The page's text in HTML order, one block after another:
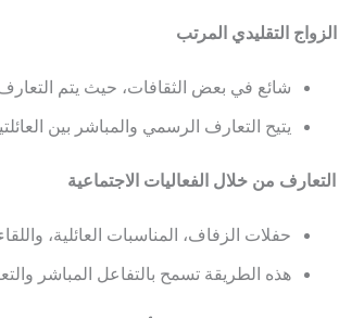
شائع في بعض الثقافات، حيث يتم
يتيح التعارف الرسمي والمباشر بين
حفلات الزفاف، المناسبات العائلية،
هذه الطريقة تسمح بالتفاعل المباشر